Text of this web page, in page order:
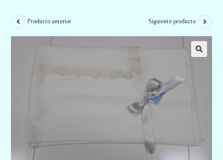
Producto anterior Siguiente producto